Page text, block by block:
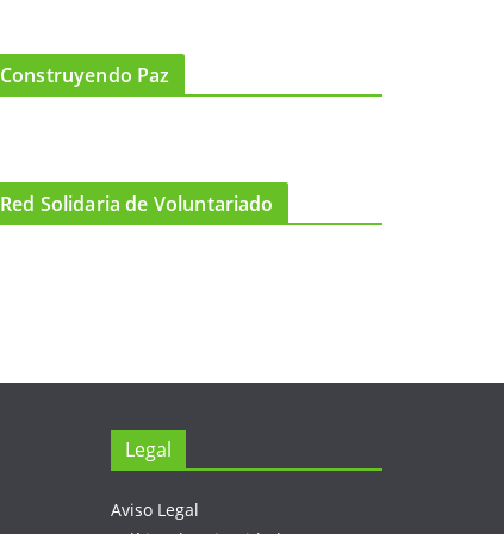
Construyendo Paz
Red Solidaria de Voluntariado
Legal
Aviso Legal